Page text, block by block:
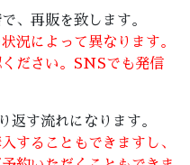
、再販を致します。
況によって異なります。
ださい。SNSでも発信
返す流れになります。
することもできますし、